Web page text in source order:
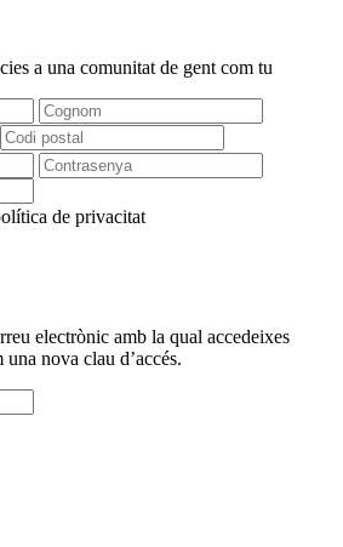
a una comunitat de gent com tu
de privacitat
electrònic amb la qual accedeixes
nova clau d’accés.